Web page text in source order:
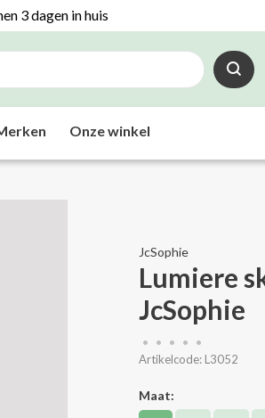
3 dagen in huis
Onze winkel
JcSophie
Lumiere
JcSophie
• • • •
•
Artikelcode: L3052
Maat: